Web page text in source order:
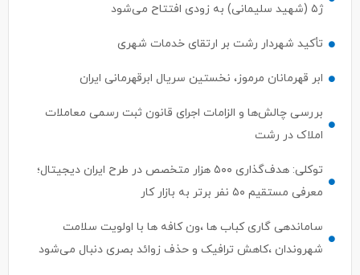
ژ۵ (شهید سلیمانی) به زودی افتتاح می‌شود
تأکید شهردار رشت بر ارتقای خدمات شهری
ابر قهرمانان مرموز، نخستین سریال ابرقهرمانی ایران
بررسی چالش‌ها و الزامات اجرای قانون ثبت رسمی معاملات
املاک در رشت
توکلی: هدف‌گذاری ۵۰۰ هزار متخصص در طرح ایران دیجیتال؛
معرفی مستقیم ۵۰ نفر برتر به بازار کار
ساماندهی گاری کباب ها ،ون کافه ها با اولویت سلامت
شهروندان ،کاهش ترافیک و حذف زوائد بصری دنبال می‌شود